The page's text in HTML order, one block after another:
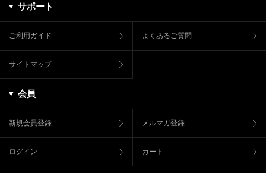
サポート
ご利用ガイド よくあるご質問
サイトマップ
会員
新規会員登録 メルマガ登録
ログイン カート